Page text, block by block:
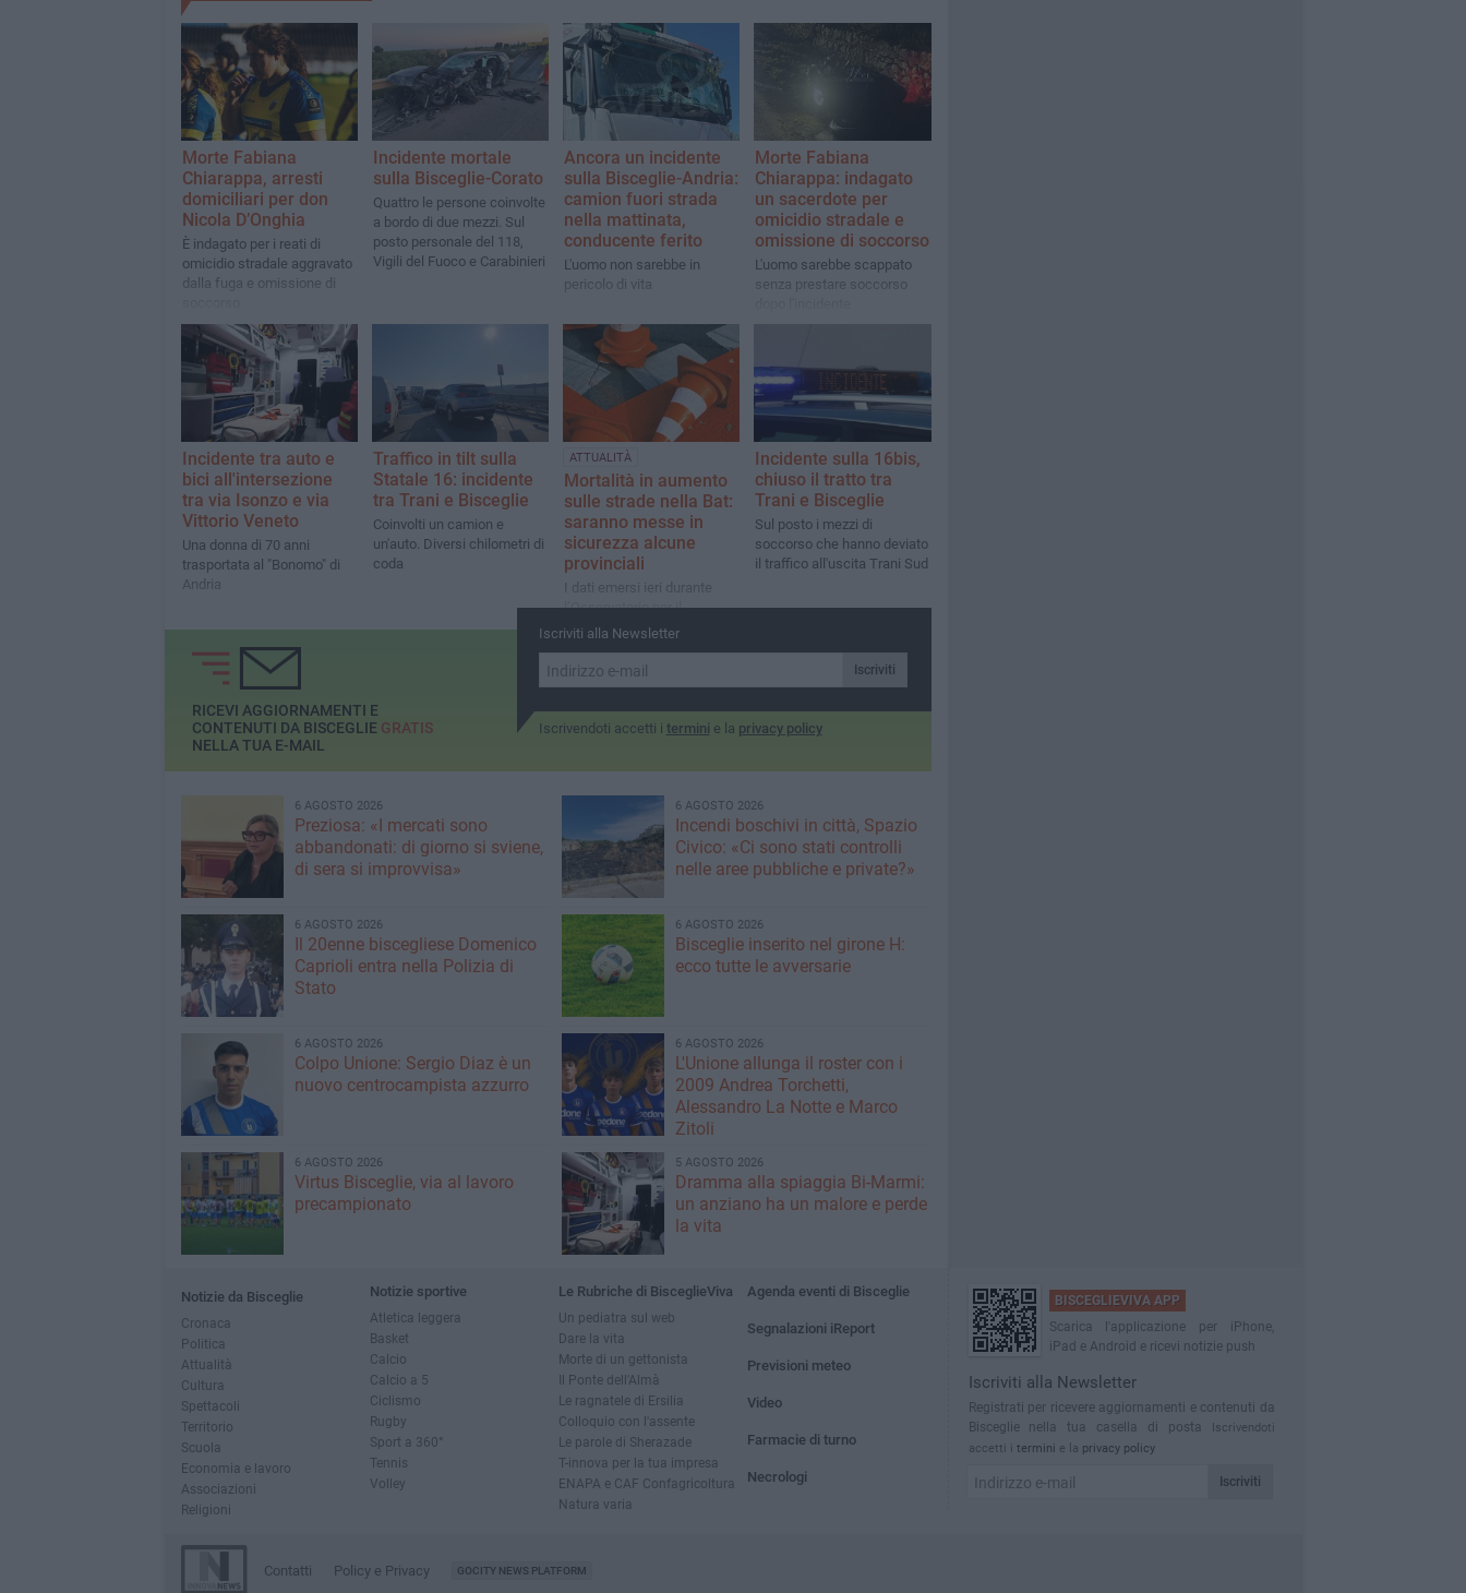
Morte Fabiana
Chiarappa, arresti
domiciliari per don
Nicola D’Onghia
È indagato per i reati di
omicidio stradale aggravato
dalla fuga e omissione di
Incidente mortale
sulla Bisceglie-Corato
Quattro le persone coinvolte
a bordo di due mezzi. Sul
posto personale del 118,
Vigili del Fuoco e Carabinieri
Ancora un incidente
sulla Bisceglie-Andria:
camion fuori strada
nella mattinata,
conducente ferito
L'uomo non sarebbe in
pericolo di vita
Morte Fabiana
Chiarappa: indagato
un sacerdote per
omicidio stradale e
omissione di soccorso
L'uomo sarebbe scappato
senza prestare soccorso
Incidente tra auto e
bici all'intersezione
tra via Isonzo e via
Vittorio Veneto
Una donna di 70 anni
trasportata al "Bonomo" di
Andria
Traffico in tilt sulla
Statale 16: incidente
tra Trani e Bisceglie
Coinvolti un camion e
un'auto. Diversi chilometri di
coda
ATTUALITÀ
Mortalità in aumento
sulle strade nella Bat:
saranno messe in
sicurezza alcune
provinciali
I dati emersi ieri durante
l’Osservatorio per il
monitoraggio
sul territorio
Incidente sulla 16bis,
chiuso il tratto tra
Trani e Bisceglie
Sul posto i mezzi di
soccorso che hanno deviato
il traffico all'uscita Trani Sud
Iscriviti alla Newsletter
Iscriviti
Iscrivendoti accetti i termini e la privacy policy
RICEVI AGGIORNAMENTI E
CONTENUTI DA BISCEGLIE GRATIS
NELLA TUA E-MAIL
6 AGOSTO 2026
Preziosa: «I mercati sono
abbandonati: di giorno si sviene,
di sera si improvvisa»
6 AGOSTO 2026
Incendi boschivi in città, Spazio
Civico: «Ci sono stati controlli
nelle aree pubbliche e private?»
6 AGOSTO 2026
Il 20enne biscegliese Domenico
Caprioli entra nella Polizia di
Stato
6 AGOSTO 2026
Bisceglie inserito nel girone H:
ecco tutte le avversarie
6 AGOSTO 2026
Colpo Unione: Sergio Diaz è un
nuovo centrocampista azzurro
6 AGOSTO 2026
L'Unione allunga il roster con i
2009 Andrea Torchetti,
Alessandro La Notte e Marco
Zitoli
6 AGOSTO 2026
Virtus Bisceglie, via al lavoro
precampionato
5 AGOSTO 2026
Dramma alla spiaggia Bi-Marmi:
un anziano ha un malore e perde
la vita
Notizie da Bisceglie
Cronaca
Politica
Attualità
Cultura
Spettacoli
Territorio
Scuola
Economia e lavoro
Associazioni
Religioni
Notizie sportive
Atletica leggera
Basket
Calcio
Calcio a 5
Ciclismo
Rugby
Sport a 360°
Tennis
Volley
Le Rubriche di BisceglieViva
Un pediatra sul web
Dare la vita
Morte di un gettonista
Il Ponte dell'Almà
Le ragnatele di Ersilia
Colloquio con l'assente
Le parole di Sherazade
T-innova per la tua impresa
ENAPA e CAF Confagricoltura
Natura varia
Agenda eventi di Bisceglie
Segnalazioni iReport
Previsioni meteo
Video
Farmacie di turno
Necrologi
BISCEGLIEVIVA APP
Scarica l'applicazione per iPhone,
iPad e Android e ricevi notizie push
Iscriviti alla Newsletter
Registrati per ricevere aggiornamenti e contenuti da
Bisceglie nella tua casella di posta
Iscrivendoti
accetti i termini e la privacy policy
Iscriviti
Contatti Policy e Privacy GOCITY NEWS PLATFORM